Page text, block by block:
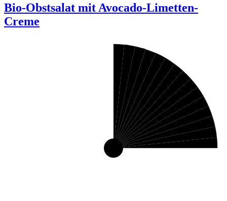
Bio-Obstsalat mit Avocado-Limetten-
Creme